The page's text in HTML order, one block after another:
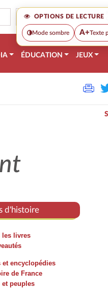
OPTIONS DE LECTURE
Mode sombre A+Texte
ÉDUCATION JEUX
d'histoire
les livres
et encyclopédies
de France
et peuples